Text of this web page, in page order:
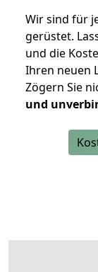
Wir sind für
gerüstet.
und die
Ihren neuen
Zögern Sie
und